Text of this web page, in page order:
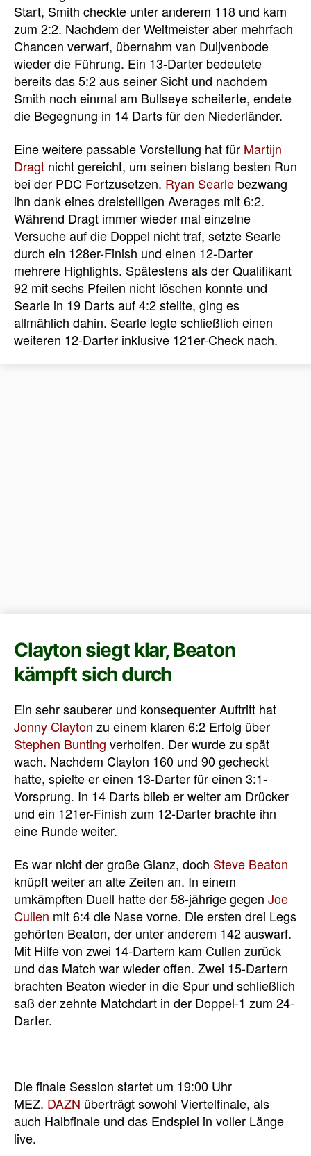
Start, Smith checkte unter anderem 118 und kam
zum 2:2. Nachdem der Weltmeister aber mehrfach
Chancen verwarf, übernahm van Duijvenbode
wieder die Führung. Ein 13-Darter bedeutete
bereits das 5:2 aus seiner Sicht und nachdem
Smith noch einmal am Bullseye scheiterte, endete
die Begegnung in 14 Darts für den Niederländer.
Eine weitere passable Vorstellung hat für Martijn
Dragt nicht gereicht, um seinen bislang besten Run
bei der PDC Fortzusetzen. Ryan Searle bezwang
ihn dank eines dreistelligen Averages mit 6:2.
Während Dragt immer wieder mal einzelne
Versuche auf die Doppel nicht traf, setzte Searle
durch ein 128er-Finish und einen 12-Darter
mehrere Highlights. Spätestens als der Qualifikant
92 mit sechs Pfeilen nicht löschen konnte und
Searle in 19 Darts auf 4:2 stellte, ging es
allmählich dahin. Searle legte schließlich einen
weiteren 12-Darter inklusive 121er-Check nach.
Clayton siegt klar, Beaton
kämpft sich durch
Ein sehr sauberer und konsequenter Auftritt hat
Jonny Clayton zu einem klaren 6:2 Erfolg über
Stephen Bunting verholfen. Der wurde zu spät
wach. Nachdem Clayton 160 und 90 gecheckt
hatte, spielte er einen 13-Darter für einen 3:1-
Vorsprung. In 14 Darts blieb er weiter am Drücker
und ein 121er-Finish zum 12-Darter brachte ihn
eine Runde weiter.
Es war nicht der große Glanz, doch Steve Beaton
knüpft weiter an alte Zeiten an. In einem
umkämpften Duell hatte der 58-jährige gegen Joe
Cullen mit 6:4 die Nase vorne. Die ersten drei Legs
gehörten Beaton, der unter anderem 142 auswarf.
Mit Hilfe von zwei 14-Dartern kam Cullen zurück
und das Match war wieder offen. Zwei 15-Dartern
brachten Beaton wieder in die Spur und schließlich
saß der zehnte Matchdart in der Doppel-1 zum 24-
Darter.
Die finale Session startet um 19:00 Uhr
MEZ. DAZN überträgt sowohl Viertelfinale, als
auch Halbfinale und das Endspiel in voller Länge
live.